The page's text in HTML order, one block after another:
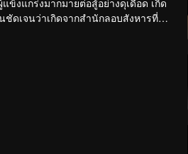
งแกร่งมากมายต่อสู้อย่างดุเดือด เกิด
ดเจนว่าเกิดจากสำนักลอบสังหารที่
ดเดานี้ได้อย่างไร